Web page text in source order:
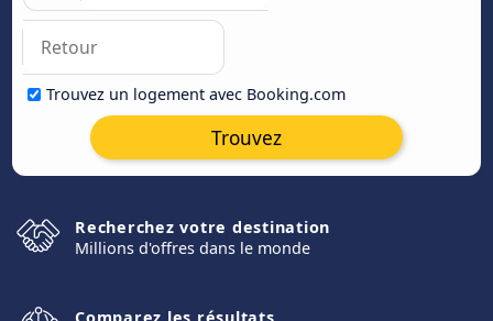
Trouvez un logement avec Booking.com
Trouvez
Recherchez votre destination
Millions d'offres dans le monde